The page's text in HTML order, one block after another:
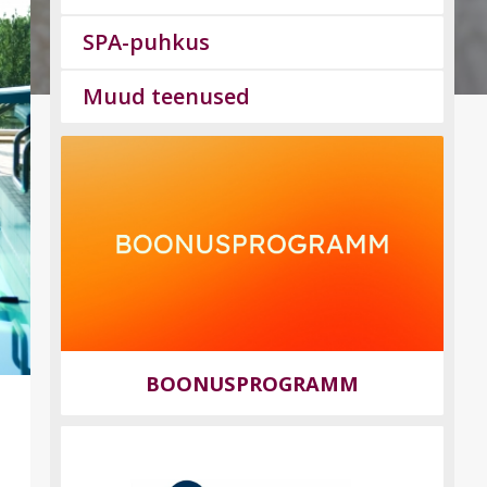
SPA-puhkus
Muud teenused
BOONUSPROGRAMM